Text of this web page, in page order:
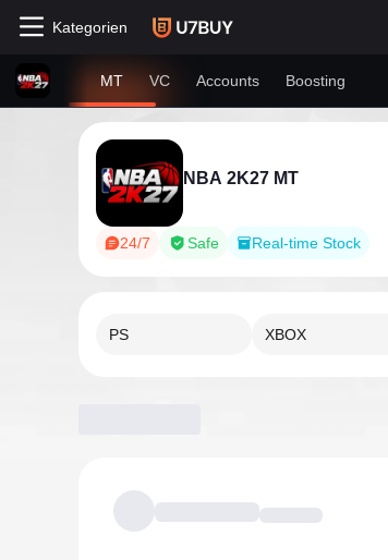
Kategorien
MT VC Accounts Boosting
NBA 2K27 MT
24/7 Safe Real-time Stock
PS XBOX